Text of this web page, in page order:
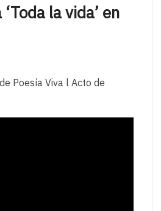
la vida’ en
Poesía Viva l Acto de